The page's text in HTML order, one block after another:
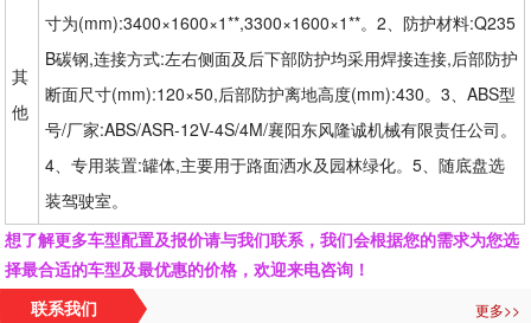
其
他
寸为(mm):3400×1600×1**,3300×1600×1**。2、防护材料:Q235
B碳钢,连接方式:左右侧面及后下部防护均采用焊接连接,后部防护
断面尺寸(mm):120×50,后部防护离地高度(mm):430。3、ABS型
号/厂家:ABS/ASR-12V-4S/4M/襄阳东风隆诚机械有限责任公司。
4、专用装置:罐体,主要用于路面洒水及园林绿化。5、随底盘选
装驾驶室。
想了解更多车型配置及报价请与我们联系，我们会根据您的需求为您选
择最合适的车型及最优惠的价格，欢迎来电咨询！
联系我们 更多>>